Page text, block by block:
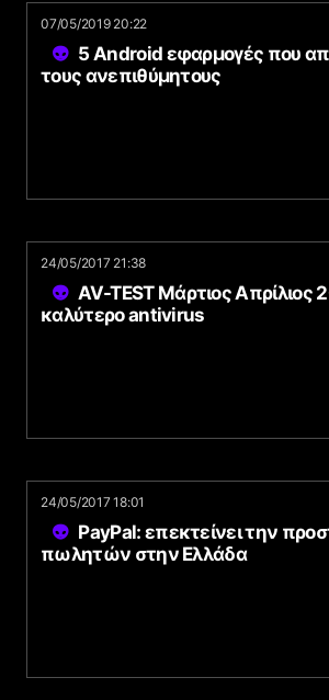
07/05/2019 20:22
5 Android εφαρμογές που
τους ανεπιθύμητους
24/05/2017 21:38
AV-TEST Μάρτιος Απρίλιος
καλύτερο antivirus
24/05/2017 18:01
PayPal: επεκτείνει την
πωλητών στην Ελλάδα